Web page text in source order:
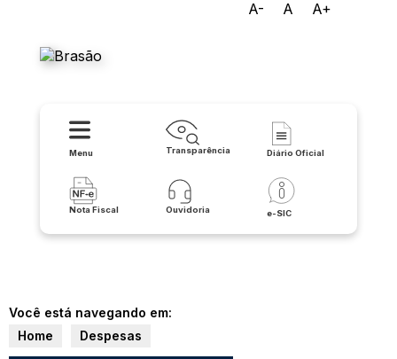
A- A A+
Menu Transparência Diário Oficial
Nota Fiscal Ouvidoria e-SIC
Você está navegando em:
Home
Despesas